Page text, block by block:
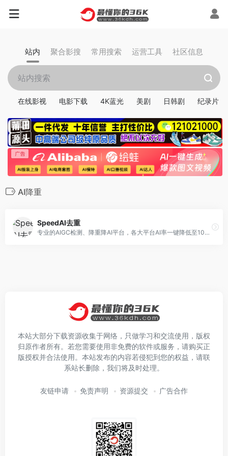
站内 聚合影搜 常用搜索 运营工具 社区信息
在线影视 电影下载 4K蓝光 美剧 日韩剧 纪录片
AI降重
SpeedAI去重
专业的AIGC检测、降重降AI平台，各大平台AI率一键降低至10%。同时Agent可生成文献综述、AI PPT、学术文档等
本站大部分下载资源收集于网络，只做学习和交流使用，版权
归原作者所有。若您需要使用非免费的软件或服务，请购买正
版授权并合法使用。本站发布的内容若侵犯到您的权益，请联
系站长删除，我们将及时处理。
友链申请 免责声明 资源提交 广告合作